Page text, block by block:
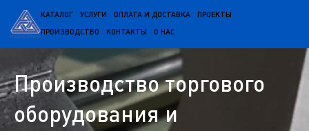
КАТАЛОГ УСЛУГИ ОПЛАТА И ДОСТАВКА ПРОЕКТЫ
ПРОИЗВОДСТВО КОНТАКТЫ О НАС
Производство торгового
оборудования и